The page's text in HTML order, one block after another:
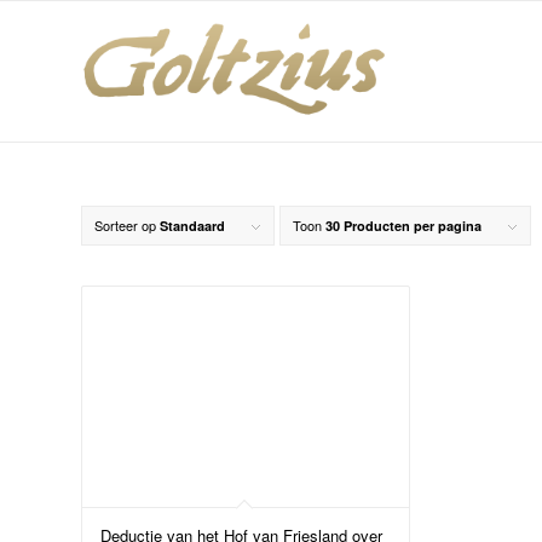
Sorteer op Standaard Toon 30 Producten per pagina
Deductie van het Hof van Friesland over